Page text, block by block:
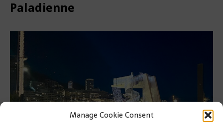
Manage Cookie Consent
Paladienne